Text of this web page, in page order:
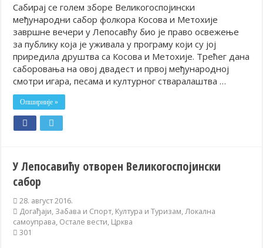
Сабирај се голем зборе Великогоспојински
међународни сабор фолкора Косова и Метохије
завршне вечери у Лепосавћу био је право освежење
за публику која је уживала у програму који су јој
приредила друштва са Косова и Метохије. Трећег дана
саборовања на овој двадест и првој међународној
смотри игара, песама и културног стваралаштва …
Опширније »
У Лепосавићу отворен Великогоспојински
сабор
28. август 2016.
Догађаји, Забава и Спорт, Култура и Туризам,Локална
самоуправа, Остале вести, Црква
301